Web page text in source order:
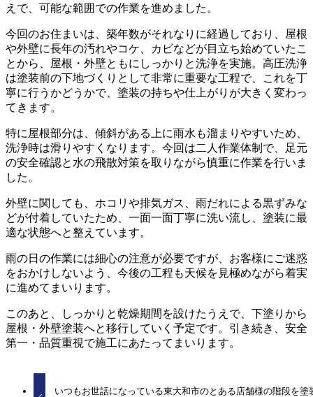
えで、可能な範囲での作業を進めました。
今回のお住まいは、築年数がそれなりに経過しており、屋根
や外壁に長年の汚れやコケ、カビなどが目立ち始めていたこ
とから、屋根・外壁ともにしっかりと洗浄を実施。高圧洗浄
は塗装前の下地づくりとして非常に重要な工程で、これを丁
寧に行うかどうかで、塗装の持ちや仕上がりが大きく変わっ
てきます。
特に屋根部分は、傾斜がある上に雨水も溜まりやすいため、
洗浄時は滑りやすくなります。今回は二人作業体制で、足元
の安全確認と水の飛散対策を取りながら慎重に作業を行いま
した。
外壁に関しても、ホコリや排気ガス、雨だれによる黒ずみな
どが付着していたため、一面一面丁寧に洗い流し、塗装に最
適な状態へと整えています。
雨の日の作業には細心の注意が必要ですが、お客様にご迷惑
をおかけしないよう、今後の工程も天候を見極めながら着実
に進めてまいります。
このあと、しっかりと乾燥期間を設けたうえで、下塗りから
屋根・外壁塗装へと移行していく予定です。引き続き、安全
第一・品質重視で施工にあたってまいります。
いつもお世話になっている東大和市のとある店舗様の階段を塗